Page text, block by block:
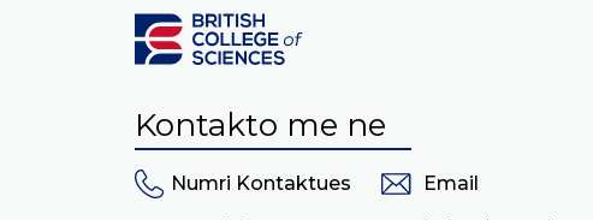
Kontakto me ne
Numri Kontaktues Email